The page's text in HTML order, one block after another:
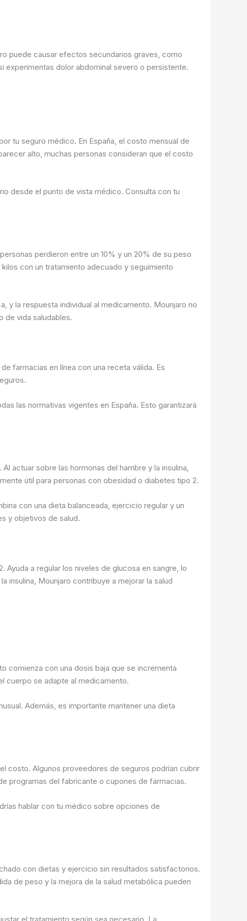
puede causar efectos secundarios graves, como
experimentas dolor abdominal severo o persistente.
tu seguro médico. En España, el costo mensual de
alto, muchas personas consideran que el costo
desde el punto de vista médico. Consulta con tu
perdieron entre un 10% y un 20% de su peso
con un tratamiento adecuado y seguimiento
y la respuesta individual al medicamento. Mounjaro no
de vida saludables.
farmacias en línea con una receta válida. Es
las normativas vigentes en España. Esto garantizará
actuar sobre las hormonas del hambre y la insulina,
útil para personas con obesidad o diabetes tipo 2.
con una dieta balanceada, ejercicio regular y un
y objetivos de salud.
a regular los niveles de glucosa en sangre, lo
insulina, Mounjaro contribuye a mejorar la salud
comienza con una dosis baja que se incrementa
cuerpo se adapte al medicamento.
Además, es importante mantener una dieta
costo. Algunos proveedores de seguros podrían cubrir
programas del fabricante o cupones de farmacias.
hablar con tu médico sobre opciones de
con dietas y ejercicio sin resultados satisfactorios.
de peso y la mejora de la salud metabólica pueden
el tratamiento según sea necesario. La